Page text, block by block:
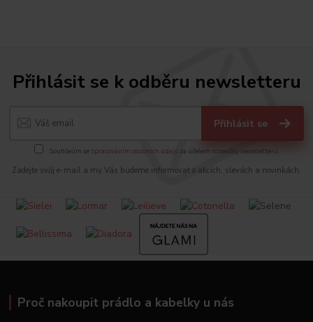
Přihlásit se k odběru newsletteru
Přihlásit se
Souhlasím se zpracováním osobních údajů za účelem rozesílky newsletteru.
Zadejte svůj e-mail a my Vás budeme informovat o akcích, slevách a novinkách.
Proč nakoupit prádlo a kabelky u nás